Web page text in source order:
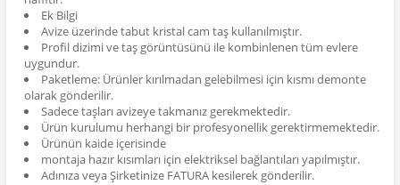
Ek Bilgi
Avize üzerinde tabut kristal cam taş kullanılmıştır.
Profil dizimi ve taş görüntüsünü ile kombinlenen tüm evlere
uygundur.
Paketleme: Ürünler kırılmadan gelebilmesi için kısmı demonte
olarak gönderilir.
Sadece taşları avizeye takmanız gerekmektedir.
Ürün kurulumu herhangi bir profesyonellik gerektirmemektedir.
Ürünün kaide içerisinde
montaja hazır kısımları için elektriksel bağlantıları yapılmıştır.
Adınıza veya Şirketinize FATURA kesilerek gönderilir.